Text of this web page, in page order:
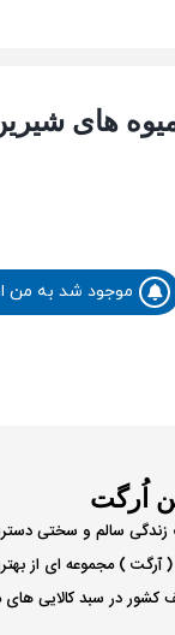
های
موجود شد به من
اُرگت
زندگی سالم و سختی
( ٱرگت ) مجموعه ای از
کشور در سبد کالایی